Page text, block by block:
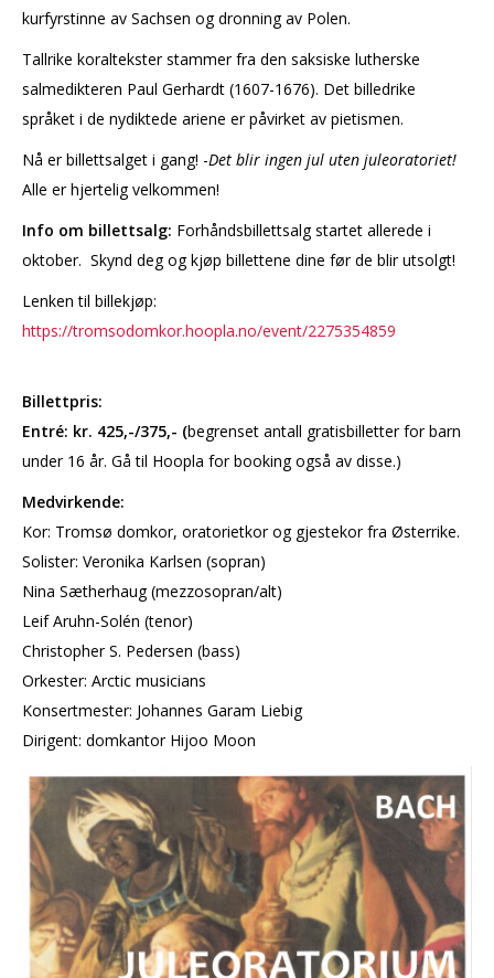
kurfyrstinne av Sachsen og dronning av Polen.
Tallrike koraltekster stammer fra den saksiske lutherske
salmedikteren Paul Gerhardt (1607-1676). Det billedrike
språket i de nydiktede ariene er påvirket av pietismen.
Nå er billettsalget i gang! -Det blir ingen jul uten juleoratoriet!
Alle er hjertelig velkommen!
Info om billettsalg: Forhåndsbillettsalg startet allerede i
oktober. Skynd deg og kjøp billettene dine før de blir utsolgt!
Lenken til billekjøp:
https://tromsodomkor.hoopla.no/event/2275354859
Billettpris:
Entré: kr. 425,-/375,- (begrenset antall gratisbilletter for barn
under 16 år. Gå til Hoopla for booking også av disse.)
Medvirkende:
Kor: Tromsø domkor, oratorietkor og gjestekor fra Østerrike.
Solister: Veronika Karlsen (sopran)
Nina Sætherhaug (mezzosopran/alt)
Leif Aruhn-Solén (tenor)
Christopher S. Pedersen (bass)
Orkester: Arctic musicians
Konsertmester: Johannes Garam Liebig
Dirigent: domkantor Hijoo Moon